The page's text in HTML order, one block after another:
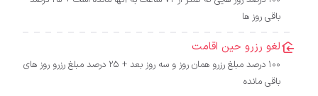
باقی روز ها
لغو رزرو حین اقامت
100 درصد مبلغ رزرو همان روز و سه روز بعد + 25 درصد مبلغ رزرو روز های
باقی مانده